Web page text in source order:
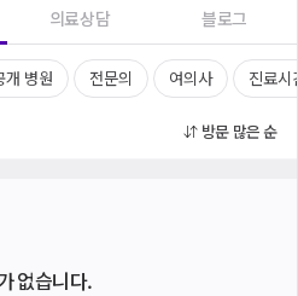
의료상담 블로그
개 병원 전문의 여의사 진료시간
방문 많은 순
없습니다.